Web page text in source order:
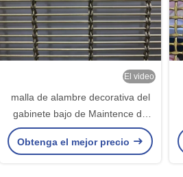
El video
malla de alambre decorativa del
gabinete bajo de Maintence de
2.0m m respetuosa del medio
ambiente
Obtenga el mejor precio